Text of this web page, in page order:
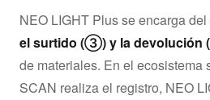
NEO LIGHT Plus se encarga del
el surtido (③) y la
de materiales. En el ecosistema
SCAN realiza el registro, NEO